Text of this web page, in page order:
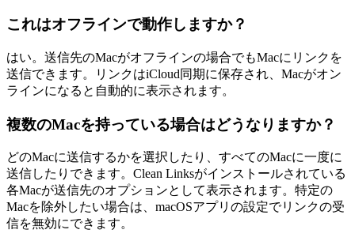
これはオフラインで動作しますか？
はい。送信先のMacがオフラインの場合でもMacにリンクを
送信できます。リンクはiCloud同期に保存され、Macがオン
ラインになると自動的に表示されます。
複数のMacを持っている場合はどうなりますか？
どのMacに送信するかを選択したり、すべてのMacに一度に
送信したりできます。Clean Linksがインストールされている
各Macが送信先のオプションとして表示されます。特定の
Macを除外したい場合は、macOSアプリの設定でリンクの受
信を無効にできます。